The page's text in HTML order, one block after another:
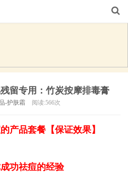
留专用：竹炭按摩排毒膏
-护肤霜 阅读:566次
产品套餐【保证效果】
功祛痘的经验